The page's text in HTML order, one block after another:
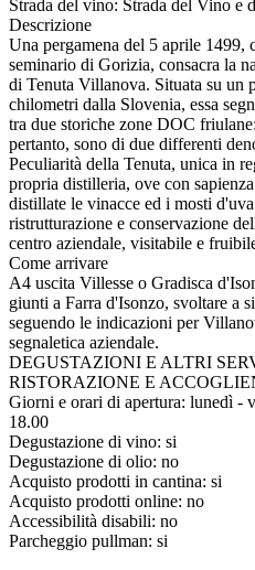
Strada del vino: Strada del Vino e
Descrizione
Una pergamena del 5 aprile 1499,
seminario di Gorizia, consacra la
di Tenuta Villanova. Situata su un
chilometri dalla Slovenia, essa
tra due storiche zone DOC
pertanto, sono di due differenti
Peculiarità della Tenuta, unica in
propria distilleria, ove con
distillate le vinacce ed i mosti
ristrutturazione e conservazione
centro aziendale, visitabile e
Come arrivare
A4 uscita Villesse o Gradisca
giunti a Farra d'Isonzo, svoltare a
seguendo le indicazioni per
segnaletica aziendale.
DEGUSTAZIONI E ALTRI
RISTORAZIONE E
Giorni e orari di apertura: lunedì -
18.00
Degustazione di vino: si
Degustazione di olio: no
Acquisto prodotti in cantina: si
Acquisto prodotti online: no
Accessibilità disabili: no
Parcheggio pullman: si